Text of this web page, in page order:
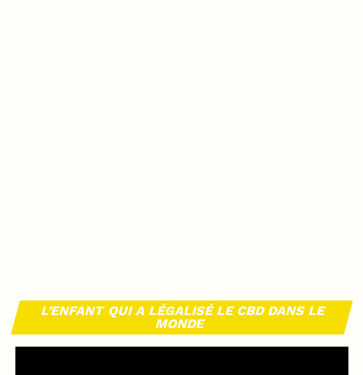
L’ENFANT QUI A LÉGALISÉ LE CBD DANS LE
MONDE